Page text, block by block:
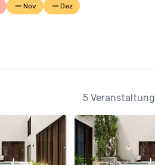
Nov Dez
5